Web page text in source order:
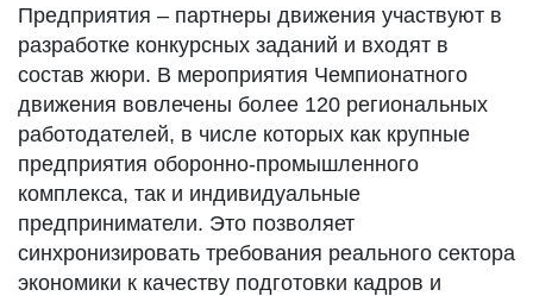
Предприятия – партнеры движения участвуют в
разработке конкурсных заданий и входят в
состав жюри. В мероприятия Чемпионатного
движения вовлечены более 120 региональных
работодателей, в числе которых как крупные
предприятия оборонно-промышленного
комплекса, так и индивидуальные
предприниматели. Это позволяет
синхронизировать требования реального сектора
экономики к качеству подготовки кадров и